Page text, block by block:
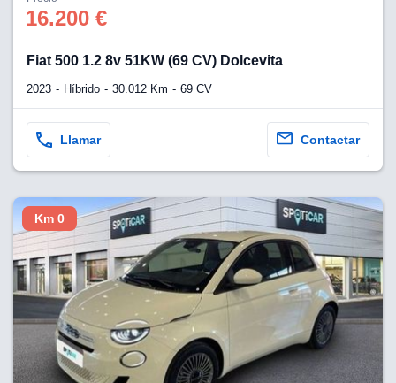
para
la
para
contenido,
para la
la
el
contenido,
público a
o a
de
de los
datos
objetivo
16.200 €
Fiat 500 1.2 8v 51KW (69 CV) Dolcevita
2023 Híbrido 30.012 Km 69 CV
Llamar Contactar
Km 0